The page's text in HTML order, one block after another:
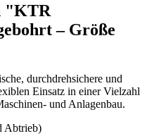
"KTR
– Größe
durchdrehsichere und
Einsatz in einer Vielzahl
und Anlagenbau.
Abtrieb)